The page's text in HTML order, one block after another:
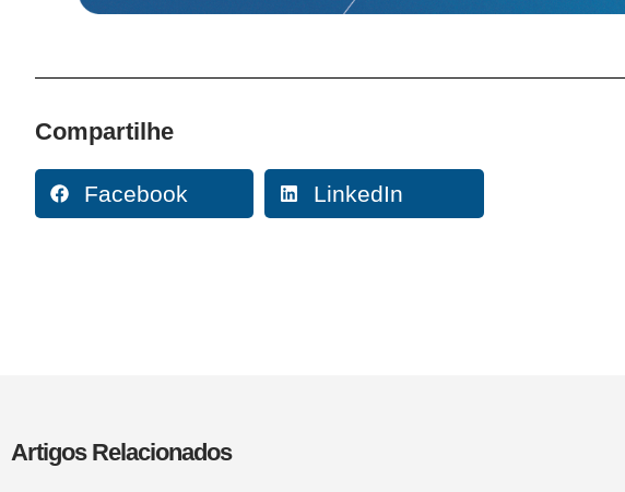
Compartilhe
Facebook LinkedIn
Artigos Relacionados